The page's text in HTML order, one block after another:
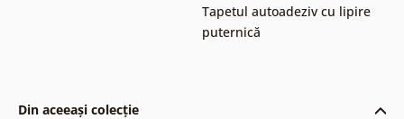
Tapetul autoadeziv cu lipire
puternică
Din aceeași colecție